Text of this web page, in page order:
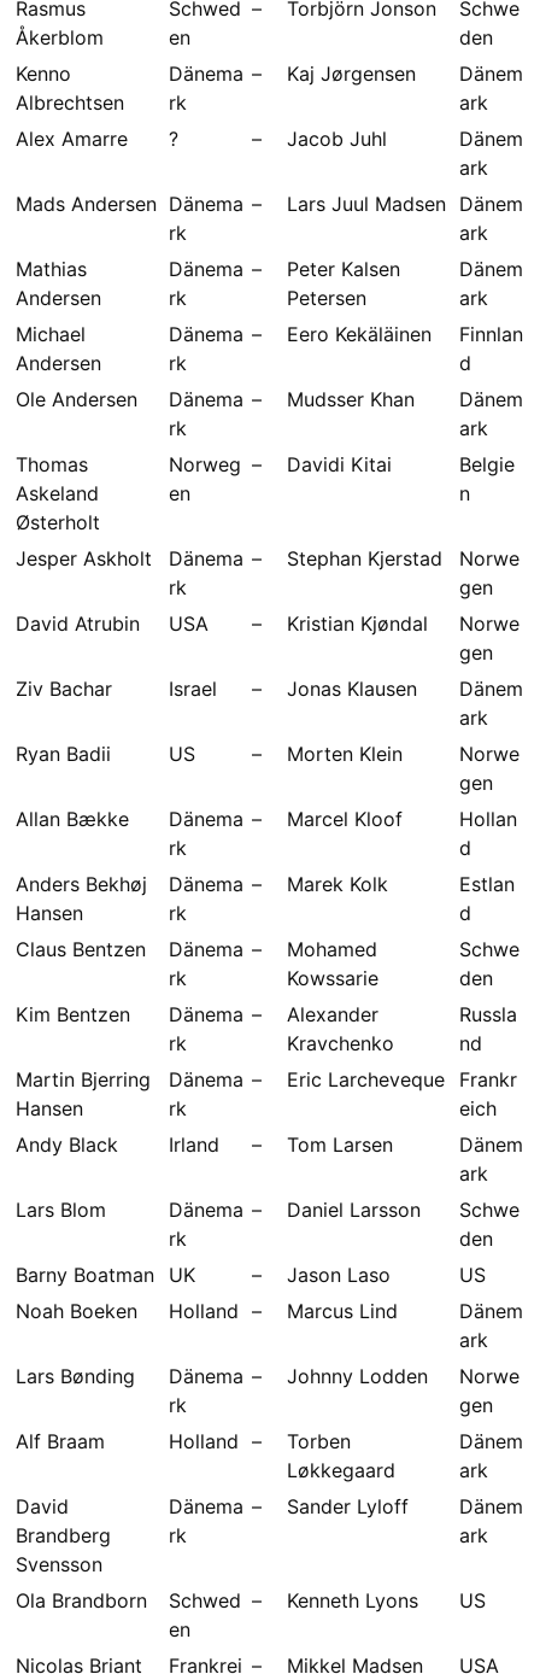
Rasmus
Åkerblom
Schwed
en
– Torbjörn Jonson
Schwe
den
Kenno
Albrechtsen
Dänema
rk
– Kaj Jørgensen
Dänem
ark
Alex Amarre
? – Jacob Juhl
Dänem
ark
Mads Andersen Dänema
rk
– Lars Juul Madsen Dänem
ark
Mathias
Andersen
Dänema
rk
–
Peter Kalsen
Petersen
Dänem
ark
Michael
Andersen
Dänema
rk
– Eero Kekäläinen
Finnlan
d
Ole Andersen
Dänema
rk
– Mudsser Khan
Dänem
ark
Thomas
Askeland
Østerholt
Norweg
en
– Davidi Kitai
Belgie
n
Jesper Askholt
Dänema
rk
– Stephan Kjerstad
Norwe
gen
David Atrubin
USA – Kristian Kjøndal
Norwe
gen
Ziv Bachar
Israel – Jonas Klausen
Dänem
ark
Ryan Badii
US – Morten Klein
Norwe
gen
Allan Bække
Dänema
rk
– Marcel Kloof
Hollan
d
Anders Bekhøj
Hansen
Dänema
rk
– Marek Kolk
Estlan
d
Claus Bentzen
Dänema
rk
–
Mohamed
Kowssarie
Schwe
den
Kim Bentzen
Dänema
rk
–
Alexander
Kravchenko
Russla
nd
Martin Bjerring
Hansen
Dänema
rk
– Eric Larcheveque
Frankr
eich
Andy Black
Irland – Tom Larsen
Dänem
ark
Lars Blom
Dänema
rk
– Daniel Larsson
Schwe
den
Barny Boatman
UK – Jason Laso
US
Noah Boeken
Holland – Marcus Lind
Dänem
ark
Lars Bønding
Dänema
rk
– Johnny Lodden
Norwe
gen
Alf Braam
Holland –
Torben
Løkkegaard
Dänem
ark
David
Brandberg
Svensson
Dänema
rk
– Sander Lyloff
Dänem
ark
Ola Brandborn
Schwed
en
– Kenneth Lyons US
Nicolas Briant Frankrei – Mikkel Madsen USA